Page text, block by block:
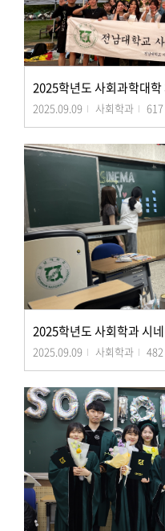
2025학년도 사회과학대
2025.09.09 사회학과 617
2025학년도 사회학과 시
2025.09.09 사회학과 482